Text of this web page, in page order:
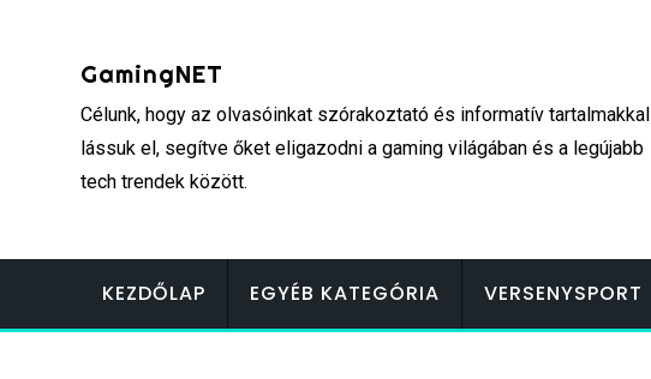
GamingNET
Célunk, hogy az olvasóinkat szórakoztató és informatív tartalmakkal
lássuk el, segítve őket eligazodni a gaming világában és a legújabb
tech trendek között.
KEZDŐLAP EGYÉB KATEGÓRIA VERSENYSPORT